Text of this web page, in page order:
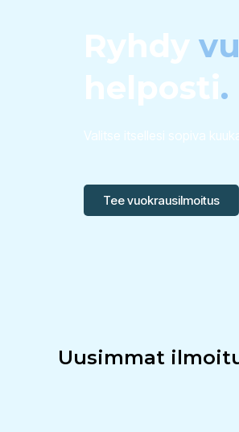
Ryhdy
helposti.
Valitse itsellesi sopiva
Tee vuokrausilmoitus
Uusimmat